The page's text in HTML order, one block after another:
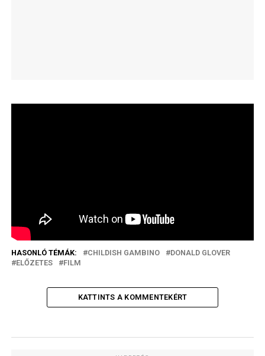
HASONLÓ TÉMÁK: CHILDISH GAMBINO
DONALD GLOVER
ELŐZETES
FILM
KATTINTS A KOMMENTEKÉRT